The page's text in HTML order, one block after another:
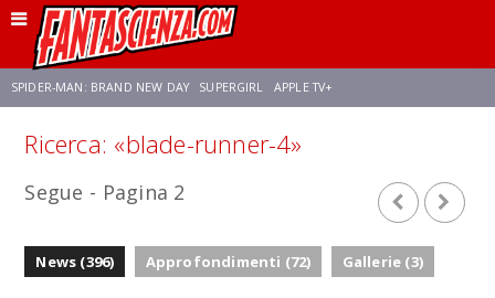
SPIDER-MAN: BRAND NEW DAY SUPERGIRL APPLE TV+
Ricerca: «blade-runner-4»
Segue - Pagina 2
News (396) Approfondimenti (72) Gallerie (3)